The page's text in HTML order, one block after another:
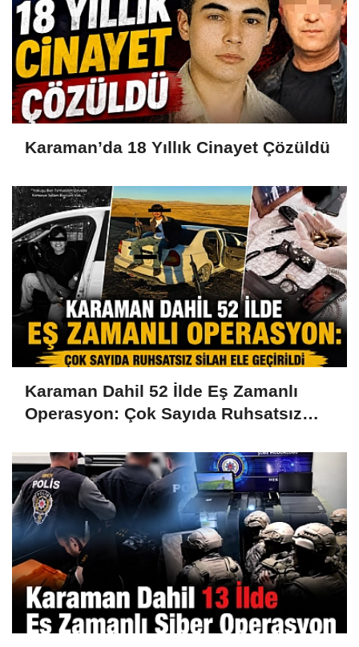
Karaman’da 18 Yıllık Cinayet Çözüldü
Karaman Dahil 52 İlde Eş Zamanlı
Operasyon: Çok Sayıda Ruhsatsız